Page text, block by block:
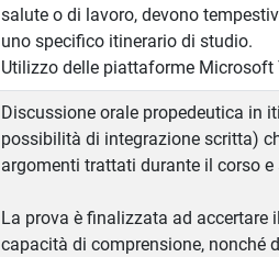
salute o di lavoro, devono
uno specifico itinerario di studio.
Utilizzo delle piattaforme Microsoft
Discussione orale propedeutica in
possibilità di integrazione scritta)
argomenti trattati durante il corso
La prova è finalizzata ad accertare
capacità di comprensione, nonché